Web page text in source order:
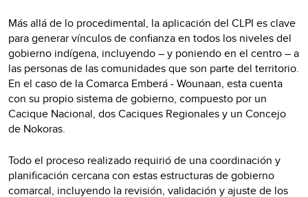
Más allá de lo procedimental, la aplicación del CLPI es clave
para generar vínculos de confianza en todos los niveles del
gobierno indígena, incluyendo – y poniendo en el centro – a
las personas de las comunidades que son parte del territorio.
En el caso de la Comarca Emberá - Wounaan, esta cuenta
con su propio sistema de gobierno, compuesto por un
Cacique Nacional, dos Caciques Regionales y un Concejo
de Nokoras.
Todo el proceso realizado requirió de una coordinación y
planificación cercana con estas estructuras de gobierno
comarcal, incluyendo la revisión, validación y ajuste de los